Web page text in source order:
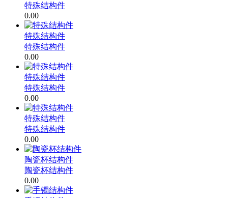
特殊结构件
0.00
特殊结构件
特殊结构件
0.00
特殊结构件
特殊结构件
0.00
特殊结构件
特殊结构件
0.00
陶瓷杯结构件
陶瓷杯结构件
0.00